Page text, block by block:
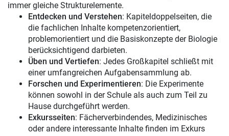
immer gleiche Strukturelemente.
Entdecken und Verstehen: Kapiteldoppelseiten, die
die fachlichen Inhalte kompetenzorientiert,
problemorientiert und die Basiskonzepte der Biologie
berücksichtigend darbieten.
Üben und Vertiefen: Jedes Großkapitel schließt mit
einer umfangreichen Aufgabensammlung ab.
Forschen und Experimentieren: Die Experimente
können sowohl in der Schule als auch zum Teil zu
Hause durchgeführt werden.
Exkursseiten: Fächerverbindendes, Medizinisches
oder andere interessante Inhalte finden im Exkurs